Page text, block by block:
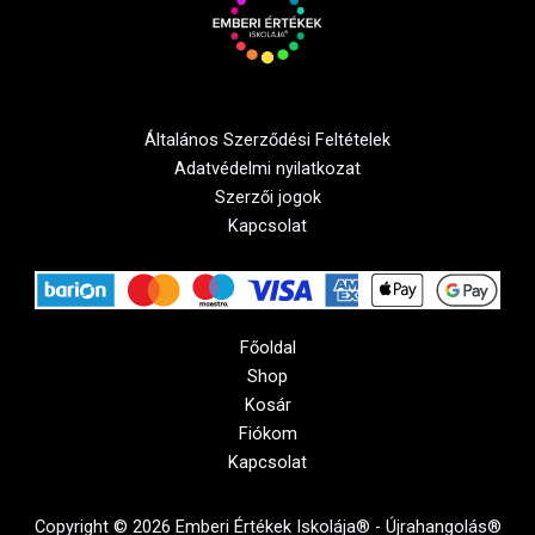
Általános Szerződési Feltételek
Adatvédelmi nyilatkozat
Szerzői jogok
Kapcsolat
Főoldal
Shop
Kosár
Fiókom
Kapcsolat
Copyright © 2026 Emberi Értékek Iskolája® - Újrahangolás®